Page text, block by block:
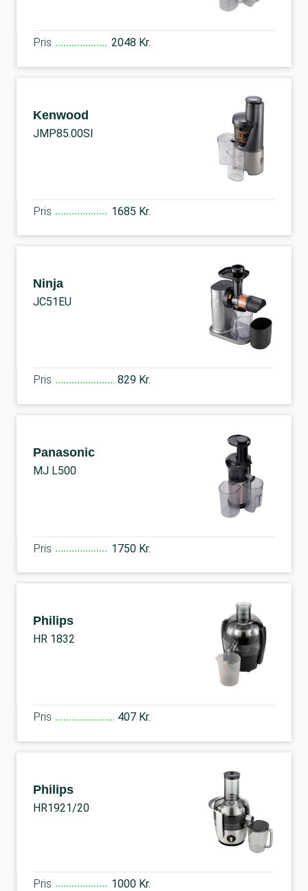
Pris 2048 Kr.
Kenwood
JMP85.00SI
Pris 1685 Kr.
Ninja
JC51EU
Pris 829 Kr.
Panasonic
MJ L500
Pris 1750 Kr.
Philips
HR 1832
Pris 407 Kr.
Philips
HR1921/20
Pris 1000 Kr.